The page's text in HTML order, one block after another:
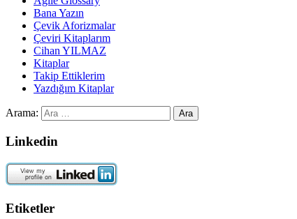
Bana Yazın
Çevik Aforizmalar
Çeviri Kitaplarım
Cihan YILMAZ
Kitaplar
Takip Ettiklerim
Yazdığım Kitaplar
Arama:
Linkedin
Etiketler